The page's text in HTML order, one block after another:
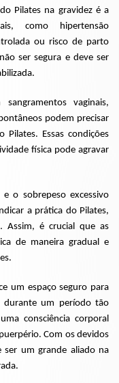
Pilates na gravidez é a
como hipertensão
ou risco de parto
ser segura e deve ser
vaginais,
podem precisar
Essas condições
física pode agravar
o sobrepeso excessivo
a prática do Pilates,
Assim, é crucial que as
de maneira gradual e
um espaço seguro para
durante um período tão
consciência corporal
Com os devidos
ser um grande aliado na